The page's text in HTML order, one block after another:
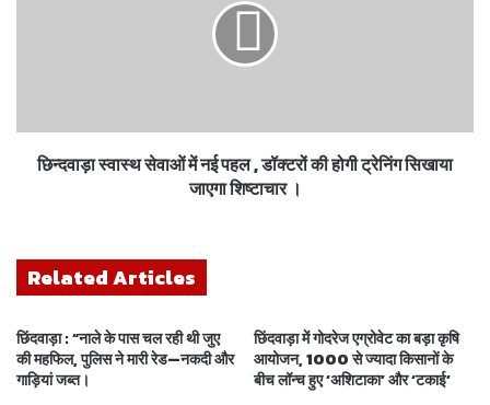
छिन्दवाड़ा स्वास्थ सेवाओं में नई पहल , डॉक्टरों की होगी ट्रेनिंग सिखाया
जाएगा शिष्टाचार ।
Related Articles
छिंदवाड़ा : “नाले के पास चल रही थी जुए
की महफिल, पुलिस ने मारी रेड—नकदी और
गाड़ियां जब्त।
छिंदवाड़ा में गोदरेज एग्रोवेट का बड़ा कृषि
आयोजन, 1000 से ज्यादा किसानों के
बीच लॉन्च हुए ‘अशिटाका’ और ‘टकाई’